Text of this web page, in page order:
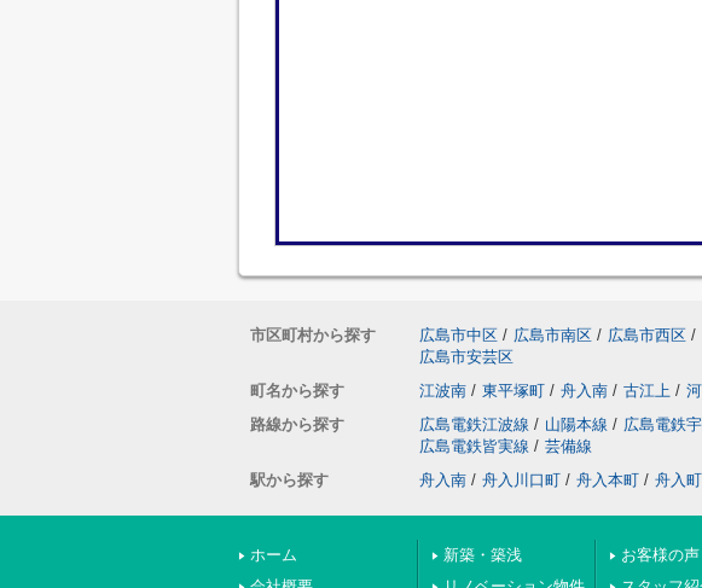
市区町村から探す 広島市中区 / 広島市南区 / 広島市西区 /
広島市安芸区
町名から探す
江波南 / 東平塚町 / 舟入南 / 古江上 /
路線から探す
広島電鉄江波線 / 山陽本線 / 広島電鉄
広島電鉄皆実線 / 芸備線
駅から探す
舟入南 / 舟入川口町 / 舟入本町 / 舟入町
ホーム
新築・築浅
お客様の声